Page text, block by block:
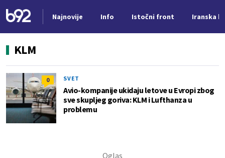
Najnovije Info Istočni front Iranska
KLM
0 SVET
Avio-kompanije ukidaju letove u Evropi zbog
sve skupljeg goriva: KLM i Lufthanza u
problemu